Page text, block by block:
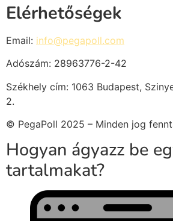
Elérhetőségek
Email: info@pegapoll.com
Adószám: 28963776-2-42
Székhely cím: 1063 Budapest,
2.
© PegaPoll 2025 – Minden jog
Hogyan ágyazz be
tartalmakat?